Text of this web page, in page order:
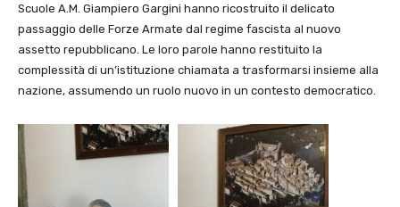
Scuole A.M. Giampiero Gargini hanno ricostruito il delicato
passaggio delle Forze Armate dal regime fascista al nuovo
assetto repubblicano. Le loro parole hanno restituito la
complessità di un’istituzione chiamata a trasformarsi insieme alla
nazione, assumendo un ruolo nuovo in un contesto democratico.